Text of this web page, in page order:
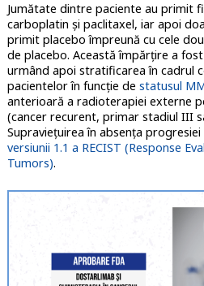
Jumătate dintre paciente au primit
carboplatin și paclitaxel, iar apoi
primit placebo împreună cu cele
de placebo. Această împărțire a
urmând apoi stratificarea în cadrul
pacientelor în funcție de statusul
anterioară a radioterapiei externe
(cancer recurent, primar stadiul III
Supraviețuirea în absența
versiunii 1.1 a RECIST (Response
Tumors).